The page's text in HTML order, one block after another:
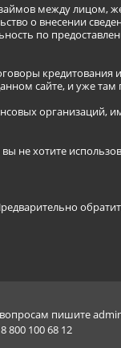
между лицом,
о внесении
по
кредитования
сайте, и уже там
организаций,
не хотите
пишите
800 100 68 12